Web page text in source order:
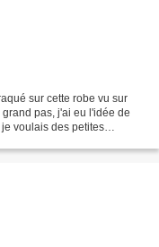
sur cette robe vu sur
pas, j'ai eu l'idée de
voulais des petites